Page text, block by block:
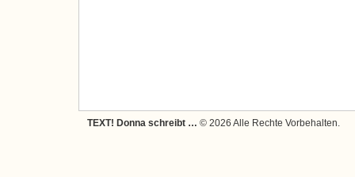
TEXT! Donna schreibt … © 2026 Alle Rechte Vorbehalten.